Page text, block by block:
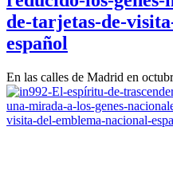
de-tarjetas-de-
español
En las calles de Madrid en